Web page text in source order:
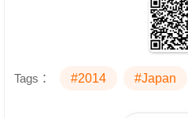
Tags： #2014 #Japan